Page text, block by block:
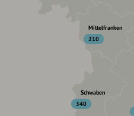
Mittelfranken
210
Schwaben
340